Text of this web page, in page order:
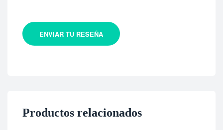
ENVIAR TU RESEÑA
Productos relacionados